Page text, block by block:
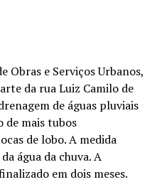
Obras e Serviços Urbanos,
da rua Luiz Camilo de
de águas pluviais
de mais tubos
de lobo. A medida
água da chuva. A
em dois meses.